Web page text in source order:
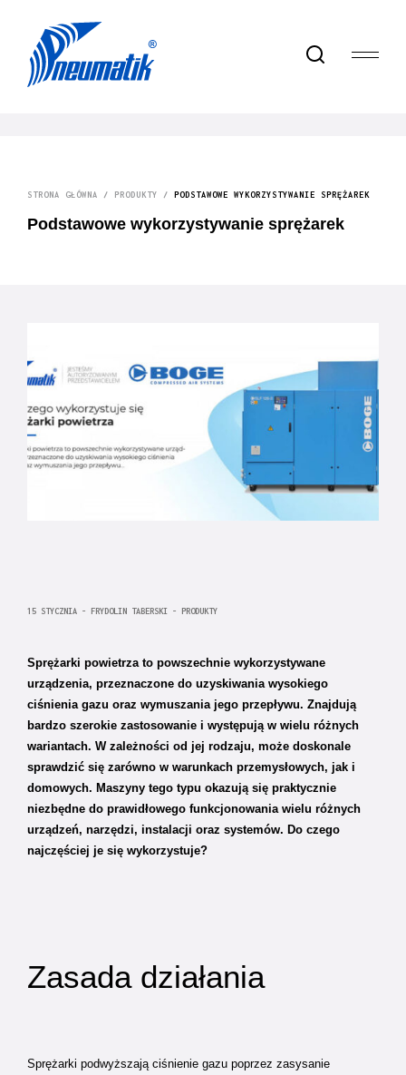
STRONA GŁÓWNA / PRODUKTY / PODSTAWOWE WYKORZYSTYWANIE SPRĘŻAREK
Podstawowe wykorzystywanie sprężarek
15 STYCZNIA - FRYDOLIN TABERSKI - PRODUKTY
Sprężarki powietrza to powszechnie wykorzystywane
urządzenia, przeznaczone do uzyskiwania wysokiego
ciśnienia gazu oraz wymuszania jego przepływu. Znajdują
bardzo szerokie zastosowanie i występują w wielu różnych
wariantach. W zależności od jej rodzaju, może doskonale
sprawdzić się zarówno w warunkach przemysłowych, jak i
domowych. Maszyny tego typu okazują się praktycznie
niezbędne do prawidłowego funkcjonowania wielu różnych
urządzeń, narzędzi, instalacji oraz systemów. Do czego
najczęściej je się wykorzystuje?
Zasada działania
Sprężarki podwyższają ciśnienie gazu poprzez zasysanie